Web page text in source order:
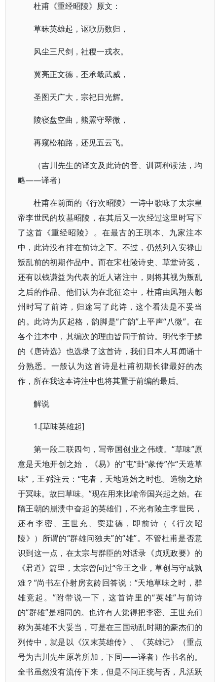
杜甫《重经昭陵》原文：
草昧英雄起，讴歌历数归，
风尘三尺剑，社稷一戎衣。
翼亮正文德，丕承戢武威，
圣图天广大，宗祀日光辉。
陵寝盘空曲，熊罴守翠微，
再窥松柏路，还见五云飞。
（吉川先生的译文及此诗的音、训两种读法，均
略——译者）
杜甫在前面的《行次昭陵》一诗中歌咏了太宗皇
帝李世民的坟墓昭陵，在其后又一次经过这里时写下
了这首《重经昭陵》。在最古的王琪本、九家注本
中，此诗没有排在前诗之下。不过，仍然列入安禄山
叛乱前的初期作品中。而在宋杜陵诗史、草堂诗笺，
还有以钱谦益为代表的近人诸注中，则将其视为叛乱
之后的作品。他们认为在北征途中，杜甫由凤翔去鄜
州时写了前诗，归途写了此诗，这个看法是不妥当
的。此诗为仄起格，韵脚是“广韵”上平声“八微”。在
各个注本中，其编次的理由皆同于前诗。明代李于鳞
的《唐诗选》也选录了这首诗，我们日本人耳闻诵十
分熟悉。一般认为这首诗是杜甫初期长律最好的杰
作，所在我这本诗注中也将其置于前编的最后。
解说
1.[草味英雄起]
第一段二联四句，写帝国创业之伟绩。“草味”原
意是天地开创之始，《易》的“屯”卦“彖传”作“天造草
味”，王弼注云：“屯者，天地造始之时也。造物之始
于冥味。故曰草味。”现在用来比喻帝国兴起之始。在
隋王朝的崩溃中奋起的英雄们，不光有陵主李世民，
还有李密、王世充、窦建德，即前诗（《行次昭
陵》）所谓的“群雄问独夫”的“雄”。不管杜甫是否意
识到这一点，在太宗与群臣的对话录《贞观政要》的
《君道》篇里，太宗曾问过“帝王之业，草创与守成孰
难？”尚书左仆射房玄龄回答说：“天地草味之时，群
雄竞起。”附带说一下，这首诗里的“英雄”与前诗
的“群雄”是相同的。也许有人觉得把李密、王世充们
称为英雄不大妥当，可是在三国动乱时期的豪杰们的
列传中，就是以《汉末英雄传》、《英雄记》（重点
号为吉川先生原著所加，下同——译者）作书名的。
全书虽然没有流传下来，但是不问正统与否，凡活跃